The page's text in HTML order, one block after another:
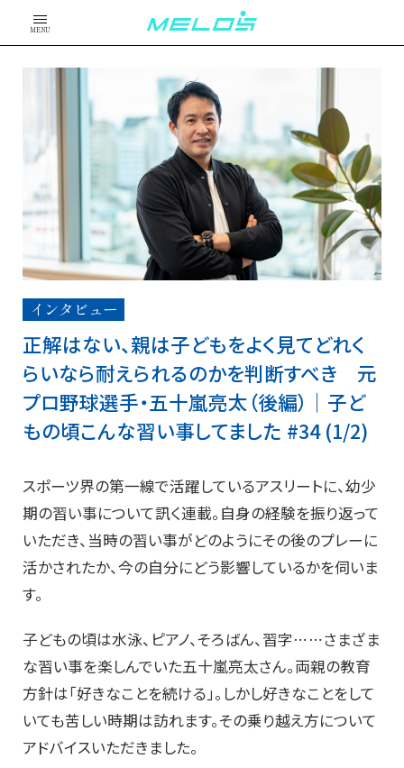
MENU
インタビュー
正解はない、親は子どもをよく見てどれく
らいなら耐えられるのかを判断すべき 元
プロ野球選手・五十嵐亮太（後編）｜子ど
もの頃こんな習い事してました #34 (1/2)
スポーツ界の第一線で活躍しているアスリートに、幼少
期の習い事について訊く連載。自身の経験を振り返って
いただき、当時の習い事がどのようにその後のプレーに
活かされたか、今の自分にどう影響しているかを伺いま
す。
子どもの頃は水泳、ピアノ、そろばん、習字⋯⋯さまざま
な習い事を楽しんでいた五十嵐亮太さん。両親の教育
方針は「好きなことを続ける」。しかし好きなことをして
いても苦しい時期は訪れます。その乗り越え方について
アドバイスいただきました。